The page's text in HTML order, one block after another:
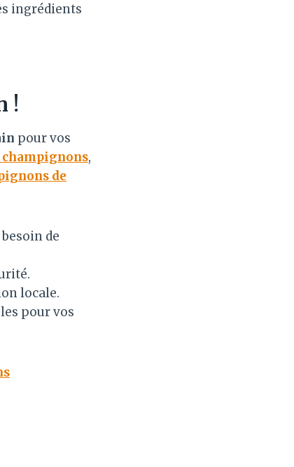
ingrédients
!
pour vos
,
de
de
locale.
pour vos